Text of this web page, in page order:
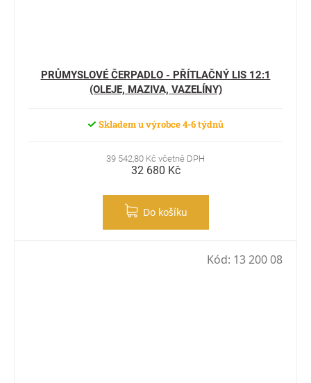
PRŮMYSLOVÉ ČERPADLO - PŘÍTLAČNÝ LIS 12:1
(OLEJE, MAZIVA, VAZELÍNY)
Skladem u výrobce 4-6 týdnů
39 542,80 Kč včetně DPH
32 680 Kč
Do košíku
Kód: 13 200 08